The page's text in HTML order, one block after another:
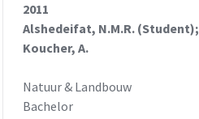
2011
Alshedeifat, N.M.R. (Student);
Koucher, A.
Natuur & Landbouw
Bachelor